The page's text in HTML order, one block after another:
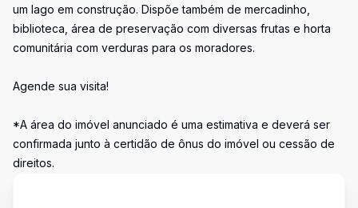
um lago em construção. Dispõe também de mercadinho,
biblioteca, área de preservação com diversas frutas e horta
comunitária com verduras para os moradores.
Agende sua visita!
*A área do imóvel anunciado é uma estimativa e deverá ser
confirmada junto à certidão de ônus do imóvel ou cessão de
direitos.